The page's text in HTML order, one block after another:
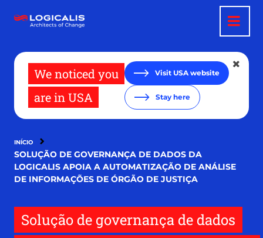
para
We noticed you
are in USA
Visit USA website
Stay here
INÍCIO
SOLUÇÃO DE GOVERNANÇA DE DADOS DA
LOGICALIS APOIA A AUTOMATIZAÇÃO DE ANÁLISE
DE INFORMAÇÕES DE ÓRGÃO DE JUSTIÇA
Solução de governança de dados